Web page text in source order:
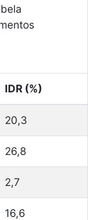
IDR (%)
20,3
26,8
2,7
16,6